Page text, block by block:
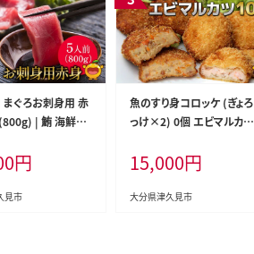
まぐろお刺身用 赤
| 鮪 海鮮丼
産円
見市
魚のすり身コロッケ (ぎょろ
っけ×2) 0個 エビマルカツ
惣菜 大分県 九州 津久見市
国産
15,000円
大分県津久見市